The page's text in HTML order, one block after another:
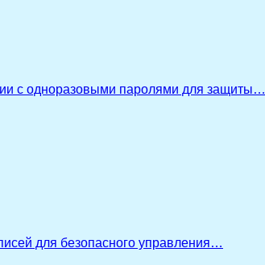
с одноразовыми паролями для защиты…
для безопасного управления…